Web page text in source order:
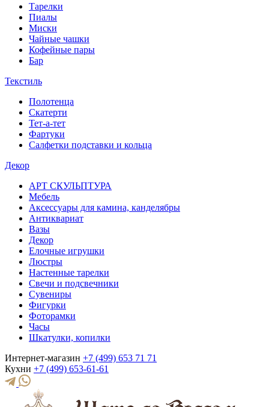
Тарелки
Пиалы
Миски
Чайные чашки
Кофейные пары
Бар
Текстиль
Полотенца
Скатерти
Тет-а-тет
Фартуки
Салфетки подставки и кольца
Декор
АРТ СКУЛЬПТУРА
Мебель
Аксессуары для камина, канделябры
Антиквариат
Вазы
Декор
Елочные игрушки
Люстры
Настенные тарелки
Свечи и подсвечники
Сувениры
Фигурки
Фоторамки
Часы
Шкатулки, копилки
Интернет-магазин +7 (499) 653 71 71
Кухни +7 (499) 653-61-61